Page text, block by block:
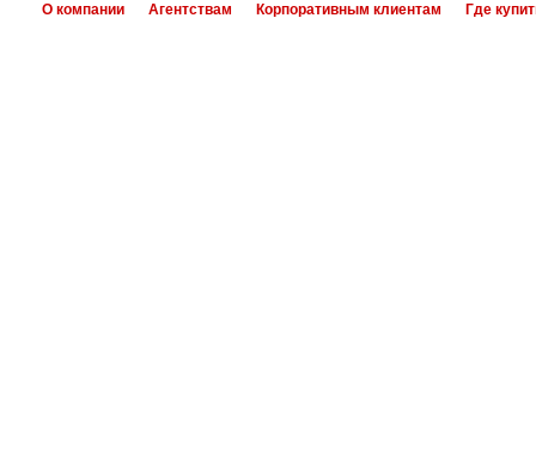
О компании Агентствам Корпоративным клиентам Где